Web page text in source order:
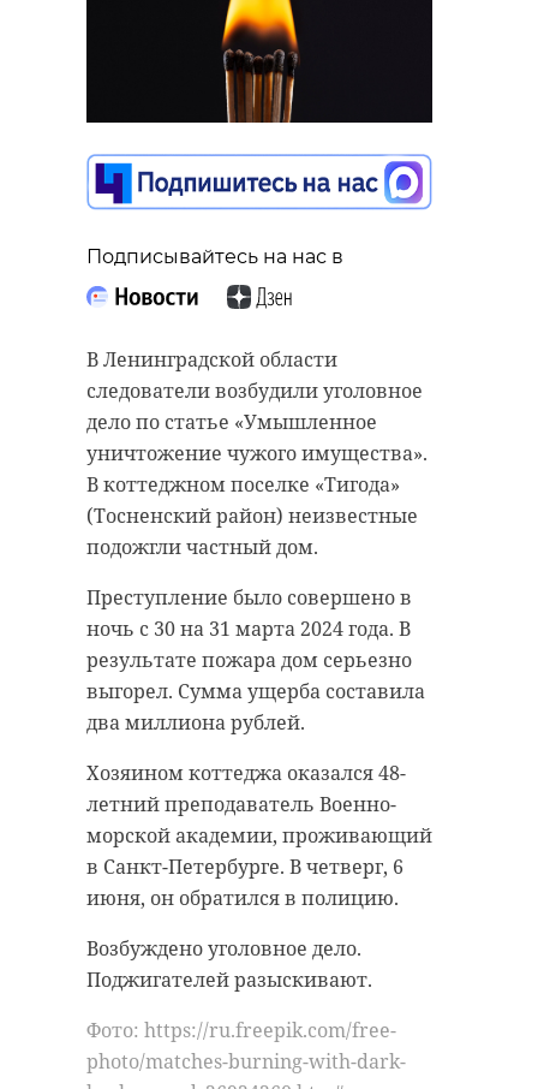
Подписывайтесь на нас в
В Ленинградской области
следователи возбудили уголовное
дело по статье «Умышленное
уничтожение чужого имущества».
В коттеджном поселке «Тигода»
(Тосненский район) неизвестные
подожгли частный дом.
Преступление было совершено в
ночь с 30 на 31 марта 2024 года. В
результате пожара дом серьезно
выгорел. Сумма ущерба составила
два миллиона рублей.
Хозяином коттеджа оказался 48-
летний преподаватель Военно-
морской академии, проживающий
в Санкт-Петербурге. В четверг, 6
июня, он обратился в полицию.
Возбуждено уголовное дело.
Поджигателей разыскивают.
Фото: https://ru.freepik.com/free-
photo/matches-burning-with-dark-